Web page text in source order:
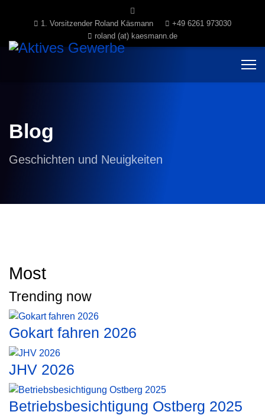
1. Vorsitzender Roland Käsmann
+49 6261 973030
roland (at) kaesmann.de
Blog
Geschichten und Neuigkeiten
Most
Trending now
Gokart fahren 2026
JHV 2026
Betriebsbesichtigung Ostberg 2025